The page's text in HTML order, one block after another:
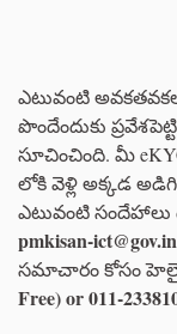
ఎటువంటి
పొందేందుకు
సూచించింది. మీ
లోకి వెళ్లి అక్కడ
ఎటువంటి
pmkisan-ict@gov.in
సమాచారం కోసం
Free) or 011-